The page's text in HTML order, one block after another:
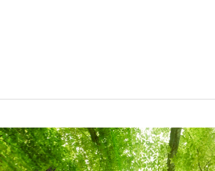
Social Contributions
社会貢献